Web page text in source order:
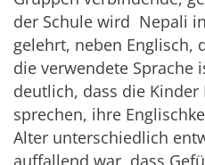
der Schule wird Nepali
gelehrt, neben Englisch,
die verwendete Sprache
deutlich, dass die
sprechen, ihre
Alter unterschiedlich
auffallend war, dass